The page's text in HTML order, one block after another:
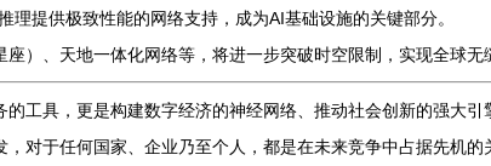
理提供极致性能的网络支持，成为AI基础设施的关键部分。
）、天地一体化网络等，将进一步突破时空限制，实现全球无
工具，更是构建数字经济的神经网络、推动社会创新的强大
对于任何国家、企业乃至个人，都是在未来竞争中占据先机